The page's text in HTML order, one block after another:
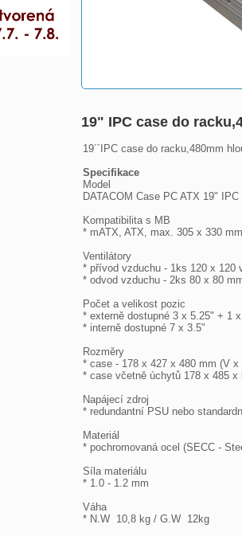
19" IPC case do
19´´IPC case do racku,480mm
Specifikace
Model
DATACOM Case PC ATX 19"
Kompatibilita s MB
* mATX, ATX, max. 305 x 330 mm
Ventilátory
* přívod vzduchu - 1ks 120 x 120
* odvod vzduchu - 2ks 80 x 80
Počet a velikost pozic
* externě dostupné 3 x 5.25" + 1
* interně dostupné 7 x 3.5"
Rozměry
* case - 178 x 427 x 480 mm (V x
* case včetně úchytů 178 x 485
Napájecí zdroj
* redundantní PSU nebo
Materiál
* pochromovaná ocel (SECC -
Síla materiálu
* 1.0 - 1.2 mm
Váha
* N.W  10,8 kg / G.W  12kg